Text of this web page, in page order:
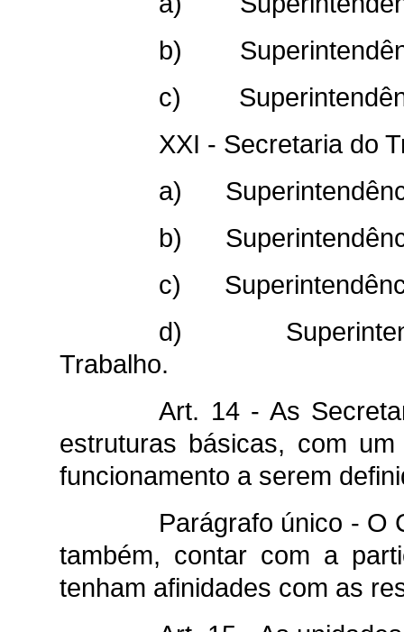
b)
c)
XXI - Secretaria do
a)
b)
c)
d)
Trabalho.
Art. 14 - As
estruturas básicas, com
funcionamento a serem
Parágrafo único - O
também, contar com a
tenham afinidades com as